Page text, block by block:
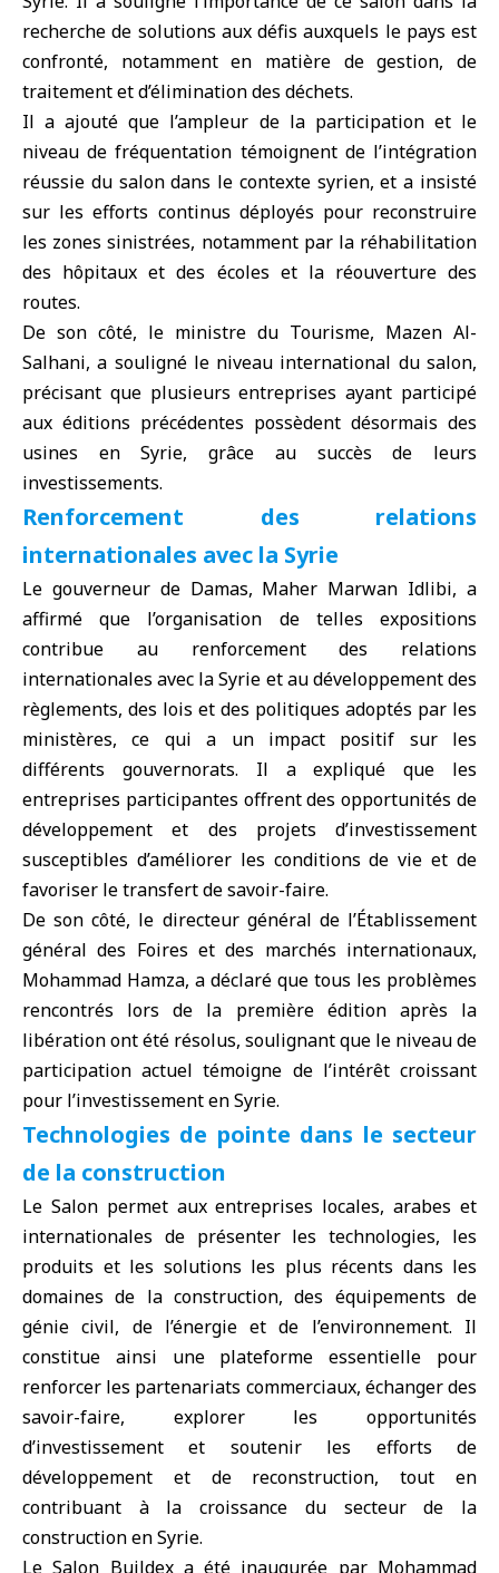
recherche de solutions aux défis auxquels le pays est
confronté, notamment en matière de gestion, de
traitement et d’élimination des déchets.
Il a ajouté que l’ampleur de la participation et le
niveau de fréquentation témoignent de l’intégration
réussie du salon dans le contexte syrien, et a insisté
sur les efforts continus déployés pour reconstruire
les zones sinistrées, notamment par la réhabilitation
des hôpitaux et des écoles et la réouverture des
routes.
De son côté, le ministre du Tourisme, Mazen Al-
Salhani, a souligné le niveau international du salon,
précisant que plusieurs entreprises ayant participé
aux éditions précédentes possèdent désormais des
usines en Syrie, grâce au succès de leurs
investissements.
Renforcement des relations
internationales avec la Syrie
Le gouverneur de Damas, Maher Marwan Idlibi, a
affirmé que l’organisation de telles expositions
contribue au renforcement des relations
internationales avec la Syrie et au développement des
règlements, des lois et des politiques adoptés par les
ministères, ce qui a un impact positif sur les
différents gouvernorats. Il a expliqué que les
entreprises participantes offrent des opportunités de
développement et des projets d’investissement
susceptibles d’améliorer les conditions de vie et de
favoriser le transfert de savoir-faire.
De son côté, le directeur général de l’Établissement
général des Foires et des marchés internationaux,
Mohammad Hamza, a déclaré que tous les problèmes
rencontrés lors de la première édition après la
libération ont été résolus, soulignant que le niveau de
participation actuel témoigne de l’intérêt croissant
pour l’investissement en Syrie.
Technologies de pointe dans le secteur
de la construction
Le Salon permet aux entreprises locales, arabes et
internationales de présenter les technologies, les
produits et les solutions les plus récents dans les
domaines de la construction, des équipements de
génie civil, de l’énergie et de l’environnement. Il
constitue ainsi une plateforme essentielle pour
renforcer les partenariats commerciaux, échanger des
savoir-faire, explorer les opportunités
d’investissement et soutenir les efforts de
développement et de reconstruction, tout en
contribuant à la croissance du secteur de la
construction en Syrie.
Le Salon Buildex a été inaugurée par Mohammad